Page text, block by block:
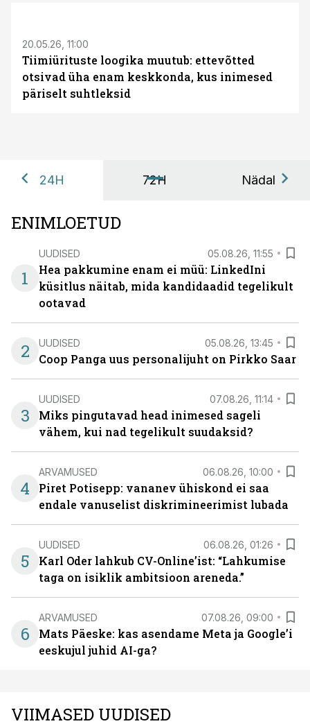
20.05.26, 11:00
Tiimiürituste loogika muutub: ettevõtted
otsivad üha enam keskkonda, kus inimesed
päriselt suhtleksid
24H 72H Nädal
ENIMLOETUD
1
UUDISED 05.08.26, 11:55
Hea pakkumine enam ei müü: LinkedIni
küsitlus näitab, mida kandidaadid tegelikult
ootavad
2 UUDISED 05.08.26, 13:45
Coop Panga uus personalijuht on Pirkko Saar
3
UUDISED 07.08.26, 11:14
Miks pingutavad head inimesed sageli
vähem, kui nad tegelikult suudaksid?
4
ARVAMUSED 06.08.26, 10:00
Piret Potisepp: vananev ühiskond ei saa
endale vanuselist diskrimineerimist lubada
5
UUDISED 06.08.26, 01:26
Karl Oder lahkub CV-Online’ist: “Lahkumise
taga on isiklik ambitsioon areneda.”
6
ARVAMUSED 07.08.26, 09:00
Mats Päeske: kas asendame Meta ja Google’i
eeskujul juhid AI-ga?
VIIMASED UUDISED